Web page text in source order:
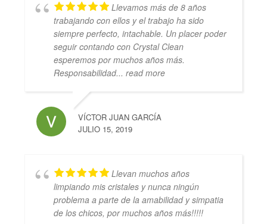
Llevamos más de 8 años
trabajando con ellos y el trabajo ha sido
siempre perfecto, intachable. Un placer poder
seguir contando con Crystal Clean
esperemos por muchos años más.
Responsabilidad... read more
VÍCTOR JUAN GARCÍA
JULIO 15, 2019
Llevan muchos años
limpiando mis cristales y nunca ningún
problema a parte de la amabilidad y simpatia
de los chicos, por muchos años más!!!!!